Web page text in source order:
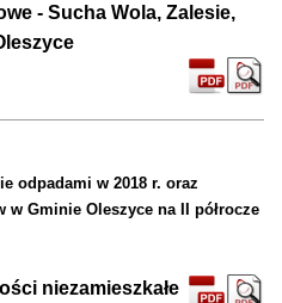
- Sucha Wola, Zalesie,
odpadami w 2018 r. oraz
Gminie Oleszyce na II półrocze
niezamieszkałe